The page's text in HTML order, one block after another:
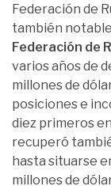
Federación de
también
Federación de
varios años de
millones de
posiciones e
diez primeros
recuperó
hasta situarse
millones de